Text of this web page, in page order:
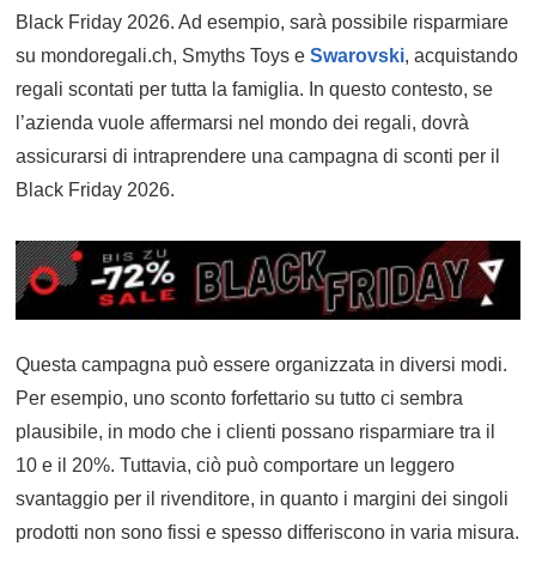
Black Friday 2026. Ad esempio, sarà possibile risparmiare
su mondoregali.ch, Smyths Toys e Swarovski, acquistando
regali scontati per tutta la famiglia. In questo contesto, se
l’azienda vuole affermarsi nel mondo dei regali, dovrà
assicurarsi di intraprendere una campagna di sconti per il
Black Friday 2026.
Questa campagna può essere organizzata in diversi modi.
Per esempio, uno sconto forfettario su tutto ci sembra
plausibile, in modo che i clienti possano risparmiare tra il
10 e il 20%. Tuttavia, ciò può comportare un leggero
svantaggio per il rivenditore, in quanto i margini dei singoli
prodotti non sono fissi e spesso differiscono in varia misura.